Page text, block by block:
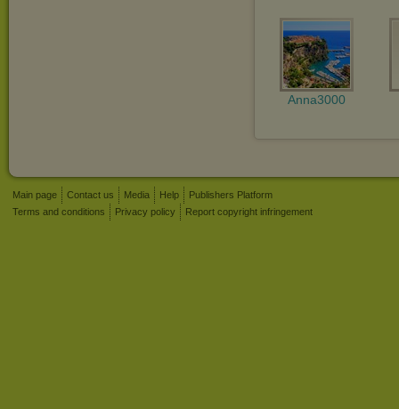
Anna3000
Main page Contact us Media Help
Publishers Platform
Terms and conditions
Privacy policy Report copyright infringement